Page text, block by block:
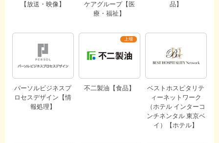
【放送・映像】
ケアグループ【医
療・福祉】
品】
パーソルビジネスプ
ロセスデザイン【情
報処理】
不二製油【食品】
ベストホスピタリテ
ィーネットワーク
（ホテル インターコ
ンチネンタル 東京ベ
イ）【ホテル】